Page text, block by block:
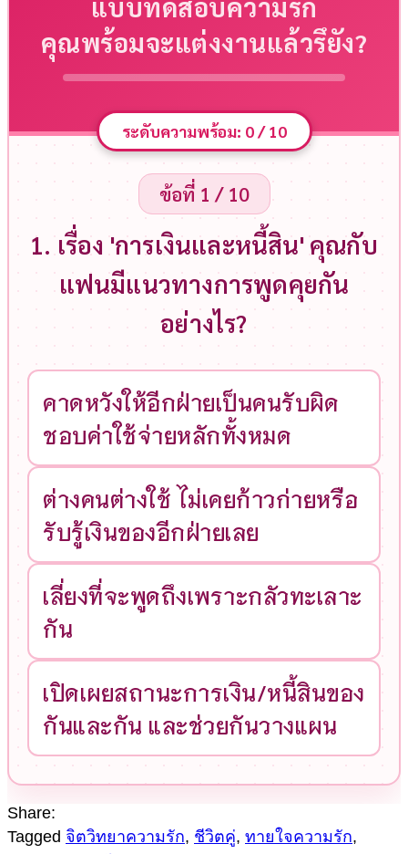
แบบทดสอบความรัก
คุณพร้อมจะแต่งงานแล้วรึยัง?
ระดับความพร้อม: 0/ 10
ข้อที่ 1 / 10
1. เรื่อง 'การเงินและหนี้สิน' คุณกับ
แฟนมีแนวทางการพูดคุยกัน
อย่างไร?
คาดหวังให้อีกฝ่ายเป็นคนรับผิด
ชอบค่าใช้จ่ายหลักทั้งหมด
ต่างคนต่างใช้ ไม่เคยก้าวก่ายหรือ
รับรู้เงินของอีกฝ่ายเลย
เลี่ยงที่จะพูดถึงเพราะกลัวทะเลาะ
กัน
เปิดเผยสถานะการเงิน/หนี้สินของ
กันและกัน และช่วยกันวางแผน
Share:
Tagged จิตวิทยาความรัก, ชีวิตคู่, ทายใจความรัก,